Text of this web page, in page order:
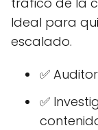
Ideal para
escalado.
✅
✅